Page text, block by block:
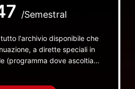
/Semestral
l'archivio disponibile che
a dirette speciali in
(programma dove ascoltiamo